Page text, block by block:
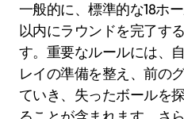
一般的に、標準的な18ホ
以内にラウンドを完了す
す。重要なルールには、
レイの準備を整え、前の
ていき、失ったボールを